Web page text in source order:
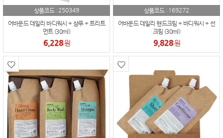
상품코드 :250349
어바운드 데일리 바디워시 + 샴푸 + 트리트
먼트 (30ml)
6,228원
상품코드 : 169272
어바운드 데일리 핸드크림 + 바디워시 + 선
크림 (30ml)
9,828원